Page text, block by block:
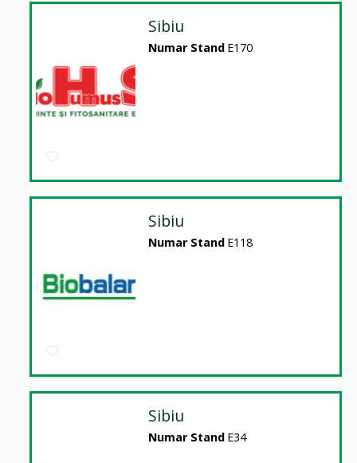
Sibiu
Numar Stand E170
Sibiu
Numar Stand E118
Sibiu
Numar Stand E34